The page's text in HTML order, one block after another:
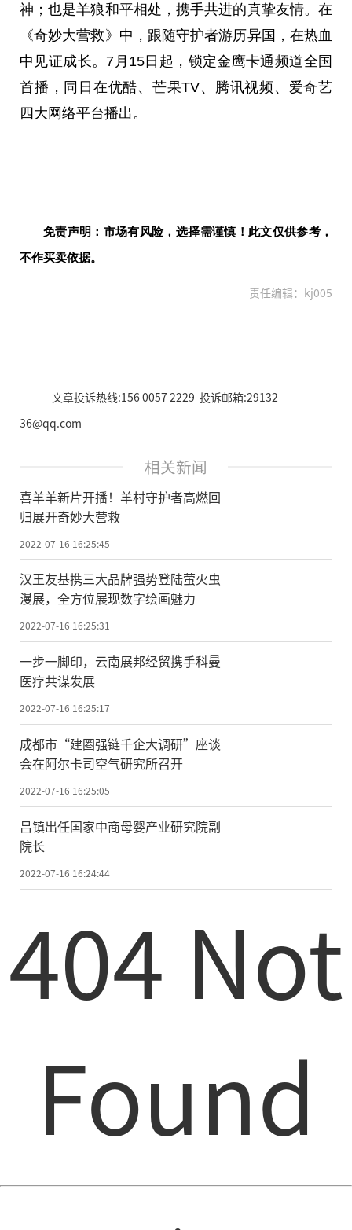
神；也是羊狼和平相处，携手共进的真挚友情。在
《奇妙大营救》中，跟随守护者游历异国，在热血
中见证成长。7月15日起，锁定金鹰卡通频道全国
首播，同日在优酷、芒果TV、腾讯视频、爱奇艺
四大网络平台播出。
免责声明：市场有风险，选择需谨慎！此文仅供参考，
不作买卖依据。
责任编辑：kj005
文章投诉热线:156 0057 2229 投诉邮箱:29132
36@qq.com
相关新闻
喜羊羊新片开播！羊村守护者高燃回
归展开奇妙大营救
2022-07-16 16:25:45
汉王友基携三大品牌强势登陆萤火虫
漫展，全方位展现数字绘画魅力
2022-07-16 16:25:31
一步一脚印，云南展邦经贸携手科曼
医疗共谋发展
2022-07-16 16:25:17
成都市“建圈强链千企大调研”座谈
会在阿尔卡司空气研究所召开
2022-07-16 16:25:05
吕镇出任国家中商母婴产业研究院副
院长
2022-07-16 16:24:44
404 Not
Found